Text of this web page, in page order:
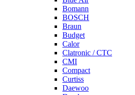
Bomann
BOSCH
Braun
Budget
Calor
Clatronic / CTC
CMI
Compact
Curtiss
Daewoo